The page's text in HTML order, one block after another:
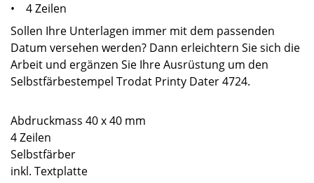
• 4 Zeilen
Sollen Ihre Unterlagen immer mit dem passenden
Datum versehen werden? Dann erleichtern Sie sich die
Arbeit und ergänzen Sie Ihre Ausrüstung um den
Selbstfärbestempel Trodat Printy Dater 4724.
Abdruckmass 40 x 40 mm
4 Zeilen
Selbstfärber
inkl. Textplatte